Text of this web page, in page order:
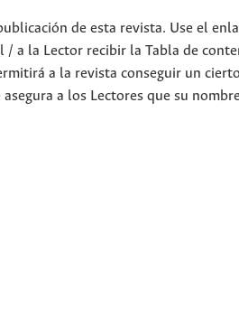
de esta revista. Use el
a la Lector recibir la Tabla de
a la revista conseguir un
a los Lectores que su